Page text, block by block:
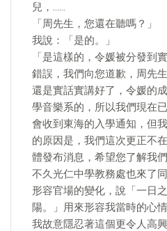
兒，……
「周先生，您還在聽嗎？」
我說：「是的。」
「是這樣的，令媛被分發到
錯誤，我們向您道歉，周先
還是實話實講好了，令媛的
學音樂系的，所以我們現在
會收到東海的入學通知，但
的原因是，我們這次更正不
體發布消息，希望您了解我
不久光仁中學教務處也來了
形容官場的變化，說「一日
陽。」用來形容我當時的心
我故意隱忍著這個更令人高